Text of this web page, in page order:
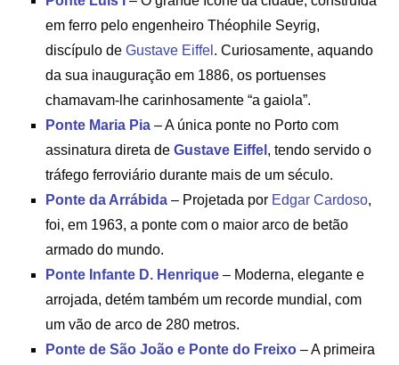
em ferro pelo engenheiro Théophile Seyrig,
discípulo de Gustave Eiffel . Curiosamente, aquando
da sua inauguração em 1886, os portuenses
chamavam-lhe carinhosamente “a gaiola”.
Ponte Maria Pia – A única ponte no Porto com
assinatura direta de Gustave Eiffel , tendo servido o
tráfego ferroviário durante mais de um século.
Ponte da Arrábida – Projetada por Edgar Cardoso,
foi, em 1963, a ponte com o maior arco de betão
armado do mundo.
Ponte Infante D. Henrique – Moderna, elegante e
arrojada, detém também um recorde mundial, com
um vão de arco de 280 metros.
Ponte de São João e Ponte do Freixo – A primeira